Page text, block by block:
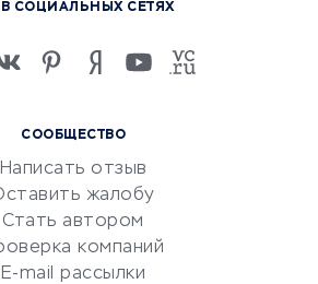
работы
СООБЩЕСТВО
Написать отзыв
жалобу
Стать автором
компаний
E-mail рассылки
СОЦИАЛЬНЫХ СЕТЯХ